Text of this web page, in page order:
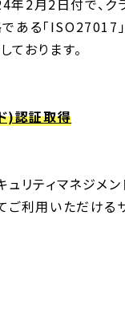
ある「ISO27017
おります。
)認証取得
リティマネジメ
利用いただける